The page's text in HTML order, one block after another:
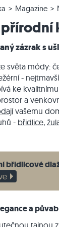
Magazine
zázrak s
světa módy:
-
ke
a
vašemu
- břidlice,
břidlicové
a
tajnou